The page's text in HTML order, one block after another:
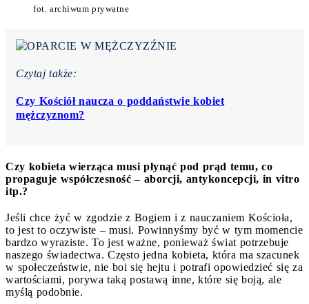
fot. archiwum prywatne
Czytaj także:
Czy Kościół naucza o poddaństwie kobiet
mężczyznom?
Czy kobieta wierząca musi płynąć pod prąd temu, co
propaguje współczesność – aborcji, antykoncepcji, in vitro
itp.?
Jeśli chce żyć w zgodzie z Bogiem i z nauczaniem Kościoła,
to jest to oczywiste – musi. Powinnyśmy być w tym momencie
bardzo wyraziste. To jest ważne, ponieważ świat potrzebuje
naszego świadectwa. Często jedna kobieta, która ma szacunek
w społeczeństwie, nie boi się hejtu i potrafi opowiedzieć się za
wartościami, porywa taką postawą inne, które się boją, ale
myślą podobnie.